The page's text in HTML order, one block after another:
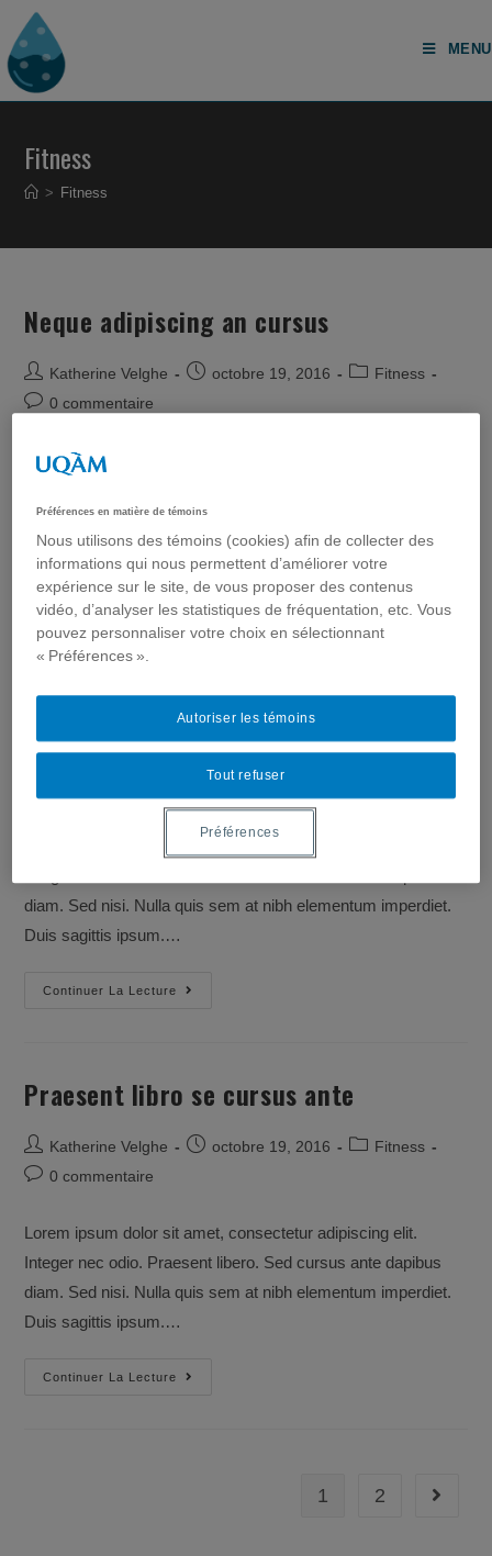
au
contenu
MENU
Fitness
> Fitness
Neque adipiscing an cursus
Post
author:
Katherine Velghe
Postoctobre 19, 2016
PostFitness
Post0 commentaire
Lorem ipsum dolor sit amet, consectetur adipiscing elit.
diam. Sed nisi. Nulla quis sem at nibh elementum imperdiet.
Duis sagittis ipsum.…
Continuer La Lecture Neque
Adipiscing
An
Litora torqent per conubia
Post
Post
published:
Post
diam. Sed nisi. Nulla quis sem at nibh elementum imperdiet.
Duis sagittis ipsum.…
Continuer La Lecture
Litora
Praesent libro se cursus ante
Post
author:
Katherine Velghe
Postoctobre 19, 2016
PostFitness
Post0 commentaire
Lorem ipsum dolor sit amet, consectetur adipiscing elit.
Integer nec odio. Praesent libero. Sed cursus ante dapibus
diam. Sed nisi. Nulla quis sem at nibh elementum imperdiet.
Duis sagittis ipsum.…
Continuer La Lecture
Praesent
1 2 Go to
Préférences en matière de témoins
Nous utilisons des témoins (cookies) afin de collecter des
informations qui nous permettent d’améliorer votre
expérience sur le site, de vous proposer des contenus
vidéo, d’analyser les statistiques de fréquentation, etc. Vous
pouvez personnaliser votre choix en sélectionnant
« Préférences ».
Tout refuser
Autoriser les témoins
Préférences